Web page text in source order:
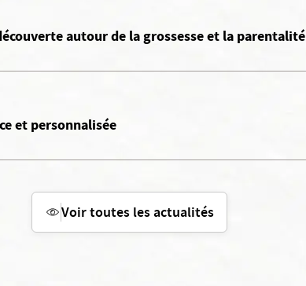
autour de la grossesse et la parentalité
et personnalisée
Voir toutes les actualités